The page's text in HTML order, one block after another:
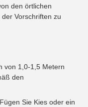
den örtlichen
Vorschriften zu
von 1,0-1,5 Metern
den
Fügen Sie Kies oder ein